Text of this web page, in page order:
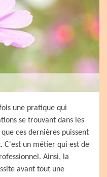
une pratique qui
se trouvant dans les
ces dernières puissent
C'est un métier qui est de
Ainsi, la
avant tout une